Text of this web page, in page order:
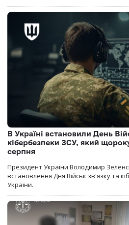
В Україні встановили День
кібербезпеки ЗСУ, який
серпня
Президент України Володимир
встановлення Дня Військ зв'язку та
України.